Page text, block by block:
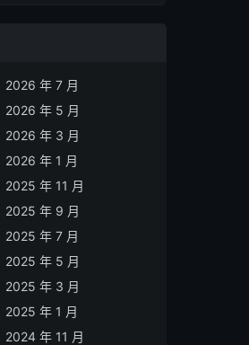
2026 年 7 月
2026 年 5 月
2026 年 3 月
2026 年 1 月
2025 年 11 月
2025 年 9 月
2025 年 7 月
2025 年 5 月
2025 年 3 月
2025 年 1 月
2024 年 11 月